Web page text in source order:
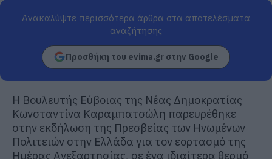
Ανακαλύψτε περισσότερα άρθρα στα αποτελέσματα
αναζήτησης
Προσθήκη του evima.gr στην Google
Η Βουλευτής Εύβοιας της Νέας Δημοκρατίας
Κωνσταντίνα Καραμπατσώλη παρευρέθηκε
στην εκδήλωση της Πρεσβείας των Ηνωμένων
Πολιτειών στην Ελλάδα για τον εορτασμό της
Ημέρας Ανεξαρτησίας, σε ένα ιδιαίτερα θερμό